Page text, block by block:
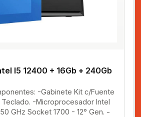
I5 12400 + 16Gb + 240Gb
-Gabinete Kit c/Fuente
-Microprocesador Intel
GHz Socket 1700 - 12° Gen. -